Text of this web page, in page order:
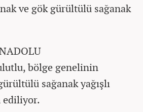
ve gök gürültülü sağanak
bölge genelinin
sağanak yağışlı
ediliyor.